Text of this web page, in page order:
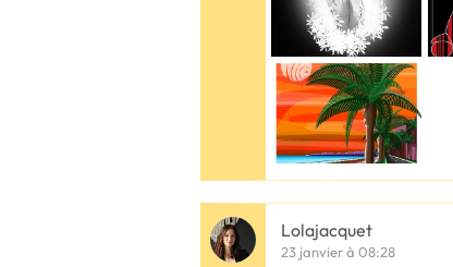
Lolajacquet
23 janvier à 08:28